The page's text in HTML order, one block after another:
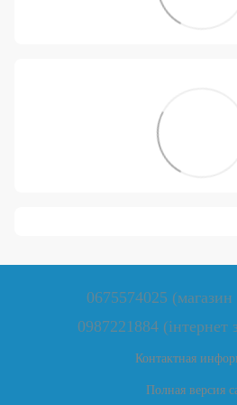
0675574025
0987221884 (інтернет
Контактная
Полная версия